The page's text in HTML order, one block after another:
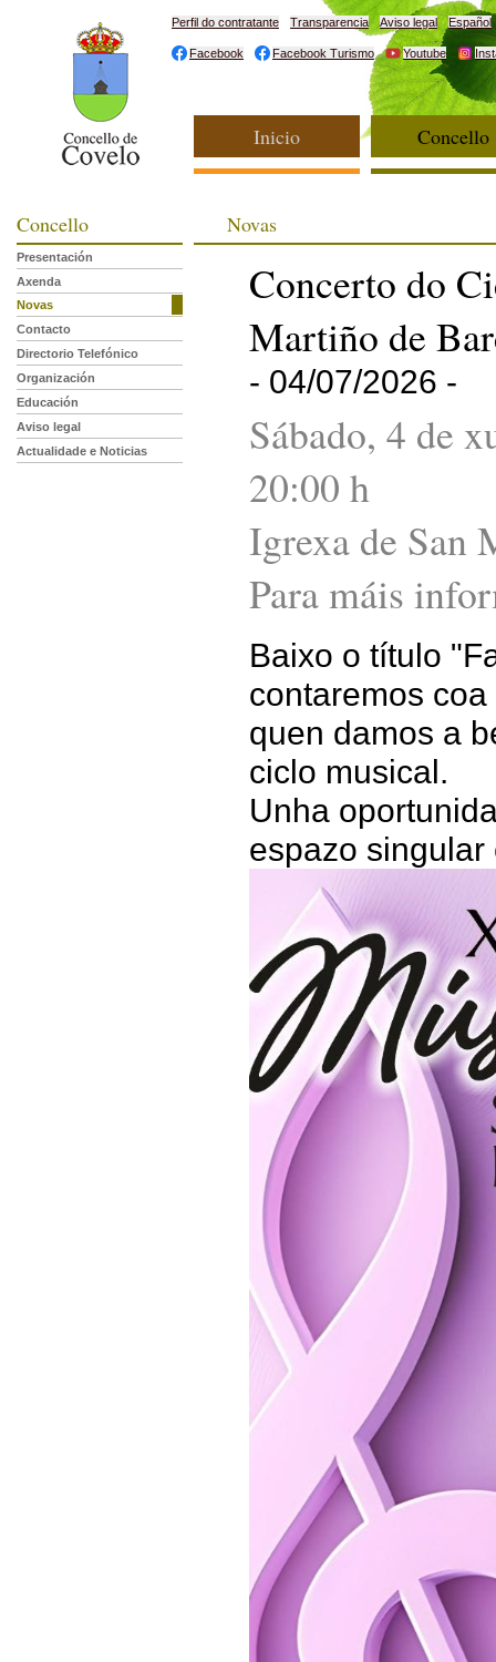
Perfil do contratante Transparencia Aviso legal Español
Facebook Facebook Turismo Youtube
Inicio Concello
Concello
Presentación
Axenda
Novas
Contacto
Directorio Telefónico
Organización
Educación
Aviso legal
Actualidade e Noticias
Novas
Concerto do
Martiño de
- 04/07/2026 -
Sábado, 4 de
20:00 h
Igrexa de San
Para máis
Baixo o título
contaremos
quen damos a
ciclo musical.
Unha
espazo